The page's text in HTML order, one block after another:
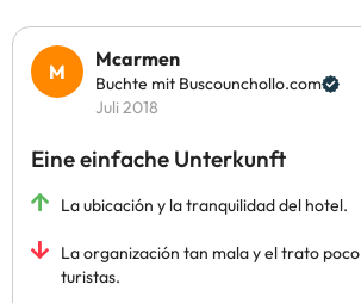
Mcarmen
Buchte mit Buscounchollo.com
Juli 2018
Eine einfache Unterkunft
La ubicación y la tranquilidad del hotel.
La organización tan mala y el trato
turistas.